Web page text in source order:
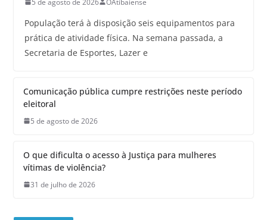
População terá à disposição seis equipamentos para
prática de atividade física. Na semana passada, a
Secretaria de Esportes, Lazer e
Comunicação pública cumpre restrições neste período
eleitoral
5 de agosto de 2026
O que dificulta o acesso à Justiça para mulheres
vítimas de violência?
31 de julho de 2026